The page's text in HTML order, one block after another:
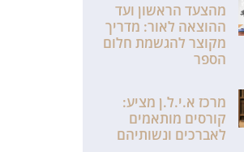
מהצעד הראשון ועד
ההוצאה לאור: מדריך
מקוצר להגשמת חלום
הספר
מרכז א.י.ל.ן מציע:
קורסים מותאמים
לאברכים ונשותיהם